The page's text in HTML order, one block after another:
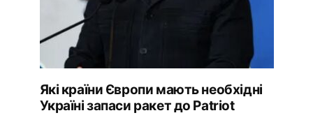
Які країни Європи мають необхідні
Україні запаси ракет до Patriot